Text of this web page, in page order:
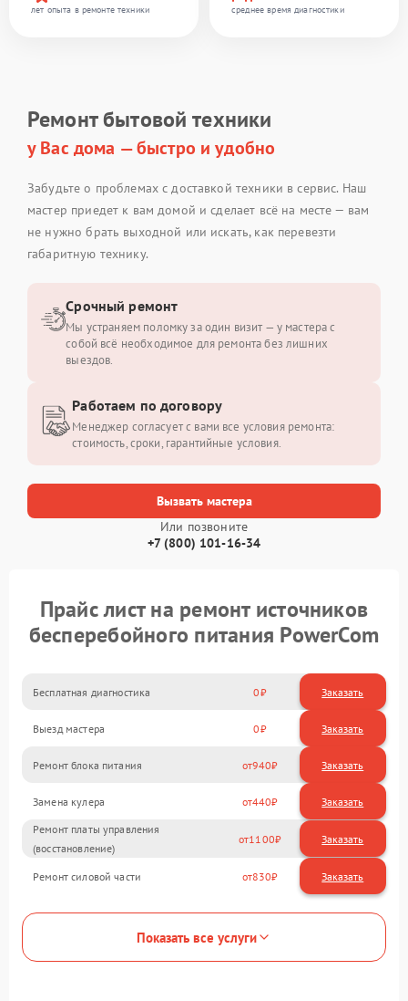
лет опыта в ремонте техники
среднее время диагностики
Ремонт бытовой техники
у Вас дома — быстро и удобно
Забудьте о проблемах с доставкой техники в сервис. Наш
мастер приедет к вам домой и сделает всё на месте — вам
не нужно брать выходной или искать, как перевезти
габаритную технику.
Вызвать мастера
Или позвоните
+7 (800) 101-16-34
Срочный ремонт
Мы устраняем поломку за один визит — у мастера с
собой всё необходимое для ремонта без лишних
выездов.
Работаем по договору
Менеджер согласует с вами все условия ремонта:
стоимость, сроки, гарантийные условия.
Прайс лист на ремонт источников
бесперебойного питания PowerCom
Бесплатная диагностика 0 Заказать
Выезд мастера 0 Заказать
Ремонт блока питания 940
Замена кулера 440
Ремонт платы управления
(восстановление)
1100
Ремонт силовой части 830
Показать все услуги